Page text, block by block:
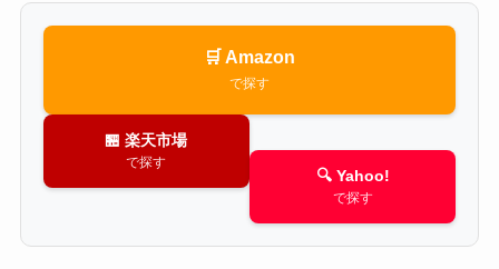
🛒 Amazon
で探す
🏪 楽天市場
で探す
🔍 Yahoo!
で探す